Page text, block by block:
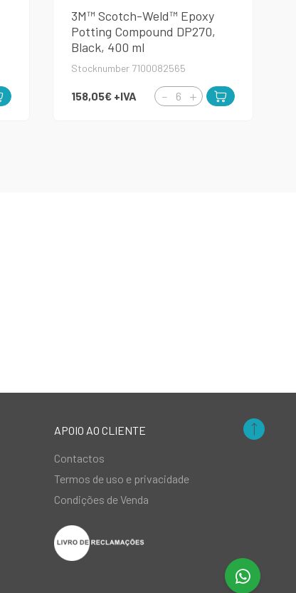
3M™ Scotch-Weld™ Epoxy
Potting Compound DP270,
Black, 400 ml
Stocknumber 7100082565
158,05€ +IVA
APOIO AO CLIENTE
Contactos
Termos de uso e privacidade
Condições de Venda